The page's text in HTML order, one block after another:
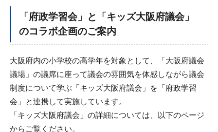
「府政学習会」と「キッズ大阪府議会」
のコラボ企画のご案内
大阪府内の小学校の高学年を対象として、「大阪府議会
議場」の議席に座って議会の雰囲気を体感しながら議会
制度について学ぶ「キッズ大阪府議会」を「府政学習
会」と連携して実施しています。
「キッズ大阪府議会」の詳細については、以下のページ
からご覧ください。